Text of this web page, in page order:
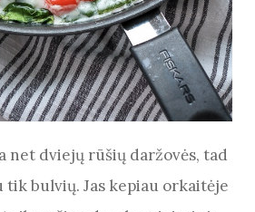
net dviejų rūšių daržovės, tad
bulvių. Jas kepiau orkaitėje